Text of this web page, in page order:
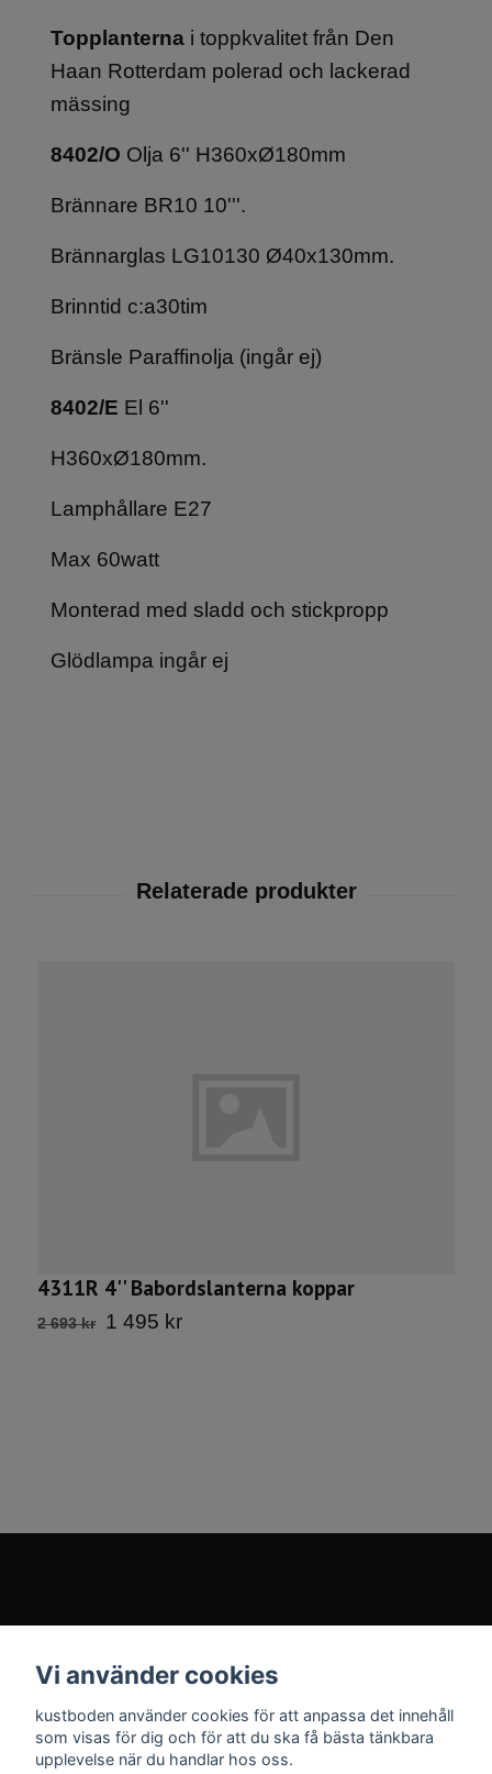
Topplanterna i toppkvalitet från Den
Haan Rotterdam polerad och lackerad
mässing
8402/O Olja 6'' H360xØ180mm
Brännare BR10 10'''.
Brännarglas LG10130 Ø40x130mm.
Brinntid c:a30tim
Bränsle Paraffinolja (ingår ej)
8402/E El 6''
H360xØ180mm.
Lamphållare E27
Max 60watt
Monterad med sladd och stickpropp
Glödlampa ingår ej
4311R 4'' Babordslanterna koppar
2 693 kr 1 495 kr
Sociala medier
Vi använder cookies
kustboden använder cookies för att anpassa det innehåll
som visas för dig och för att du ska få bästa tänkbara
upplevelse när du handlar hos oss.